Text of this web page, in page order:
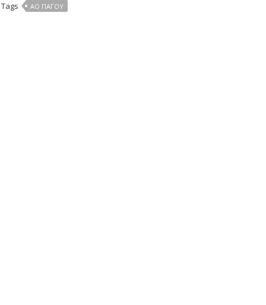
Tags ΑΟ ΠΑΓΟΥ